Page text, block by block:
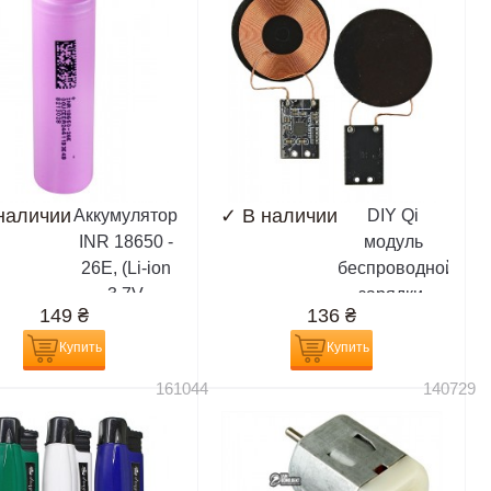
Аккумулятор
INR 18650 -
26E, (Li-ion
3.7V
2600mAh),
сиреневый
149₴
Купить
✓ В наличии
DIY Qi
модуль
беспроводной
зарядки,
приемник
136₴
Купить
161044 140729